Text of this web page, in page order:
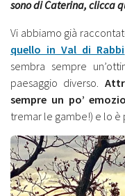
sono di Caterina, clicca
Vi abbiamo già
quello in Val di Rabbi
sembra sempre
paesaggio diverso.
sempre un po’
tremar le gambe!) e lo